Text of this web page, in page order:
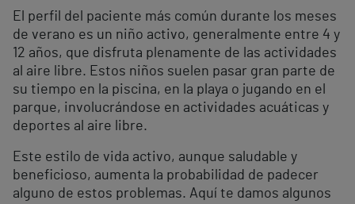
El perfil del paciente más común durante los meses
de verano es un niño activo, generalmente entre 4 y
12 años, que disfruta plenamente de las actividades
al aire libre. Estos niños suelen pasar gran parte de
su tiempo en la piscina, en la playa o jugando en el
parque, involucrándose en actividades acuáticas y
deportes al aire libre.
Este estilo de vida activo, aunque saludable y
beneficioso, aumenta la probabilidad de padecer
alguno de estos problemas. Aquí te damos algunos